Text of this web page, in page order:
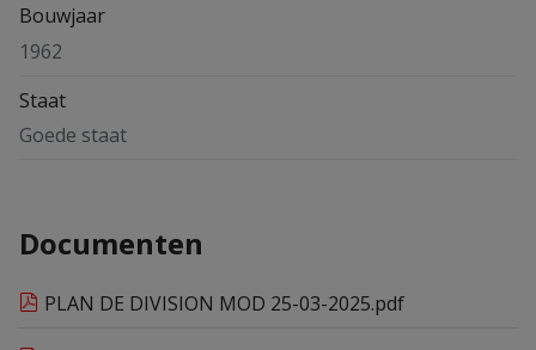
Bouwjaar
1962
Staat
Goede staat
Documenten
PLAN DE DIVISION MOD 25-03-2025.pdf